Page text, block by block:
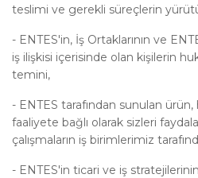
teslimi ve gerekli süreçlerin
- ENTES'in, İş Ortaklarının ve
iş ilişkisi içerisinde olan kişilerin
temini,
- ENTES tarafından sunulan
faaliyete bağlı olarak sizleri
çalışmaların iş birimlerimiz
- ENTES'in ticari ve iş